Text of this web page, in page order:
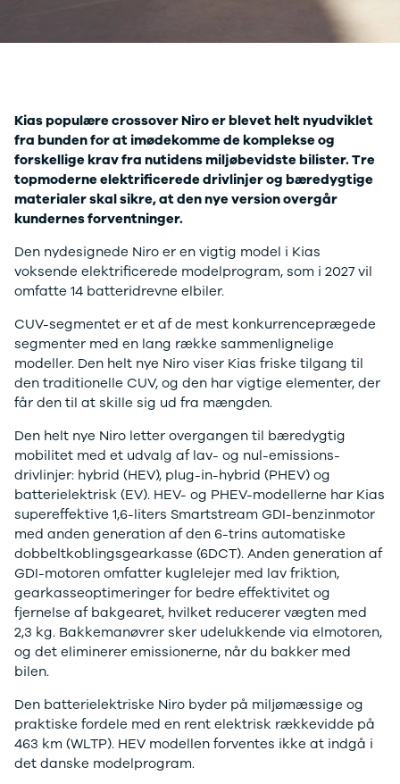
Kampagner
Privatleasing
Kampagner
X-Trail
Modeller
Anmeldelser
Privatleasing
Kampagner
OMODA
5 EV
Anmeldelser
Privatleasing
Kampagner
JAECOO
J5 EV
Anmeldelser
Privatleasing
Kampagner
Ford
F-150
Modeller
Anmeldelser
Alle nye biler
Guide til
elbiler
Guide til
hybridbiler
Ladeløsning
til elbil
Oversigt
Clever
ladeløsning
A6
Q3
Q4 e-tron
Q5
Q7
S3
SQ5
SQ7
e-tron
TT
RS6
BMW
Se alle BMW
Elbil
1-serie
120d
X1
iX1
2-serie
218i
218d
220i
225xe
3-serie
320i
320d
328i
330e
iX3
i3
i3s
Sommerferie med elbil
gennemgange af nye
biler på vores youtube-
kanal Bilguiden.
Kias populære crossover Niro er blevet helt nyudviklet
fra bunden for at imødekomme de komplekse og
forskellige krav fra nutidens miljøbevidste bilister. Tre
topmoderne elektrificerede drivlinjer og bæredygtige
materialer skal sikre, at den nye version overgår
kundernes forventninger.
Den nydesignede Niro er en vigtig model i Kias
voksende elektrificerede modelprogram, som i 2027 vil
omfatte 14 batteridrevne elbiler.
CUV-segmentet er et af de mest konkurrenceprægede
segmenter med en lang række sammenlignelige
modeller. Den helt nye Niro viser Kias friske tilgang til
den traditionelle CUV, og den har vigtige elementer, der
får den til at skille sig ud fra mængden.
Den helt nye Niro letter overgangen til bæredygtig
mobilitet med et udvalg af lav- og nul-emissions-
drivlinjer: hybrid (HEV), plug-in-hybrid (PHEV) og
batterielektrisk (EV). HEV- og PHEV-modellerne har Kias
supereffektive 1,6-liters Smartstream GDI-benzinmotor
med anden generation af den 6-trins automatiske
dobbeltkoblingsgearkasse (6DCT). Anden generation af
GDI-motoren omfatter kuglelejer med lav friktion,
gearkasseoptimeringer for bedre effektivitet og
fjernelse af bakgearet, hvilket reducerer vægten med
2,3 kg. Bakkemanøvrer sker udelukkende via elmotoren,
og det eliminerer emissionerne, når du bakker med
bilen.
Den batterielektriske Niro byder på miljømæssige og
praktiske fordele med en rent elektrisk rækkevidde på
463 km (WLTP). HEV modellen forventes ikke at indgå i
det danske modelprogram.